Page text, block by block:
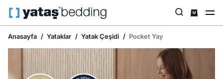
Anasayfa Yataklar Yatak Çeşidi Pocket Yay